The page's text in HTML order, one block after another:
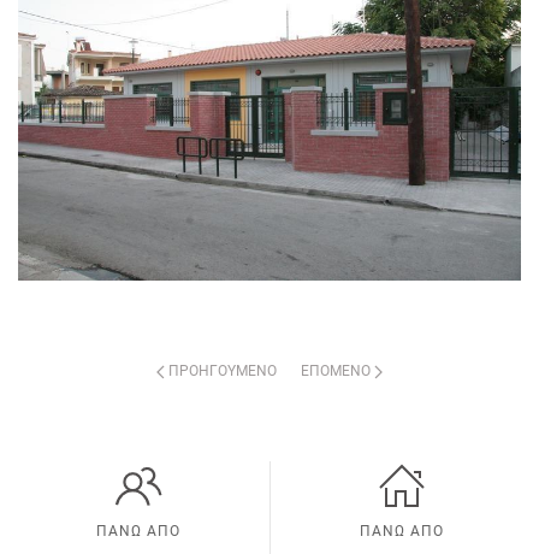
ΠΡΟΗΓΟΎΜΕΝΟ ΕΠΌΜΕΝΟ
ΠΑΝΩ ΑΠΟ ΠΑΝΩ ΑΠΟ